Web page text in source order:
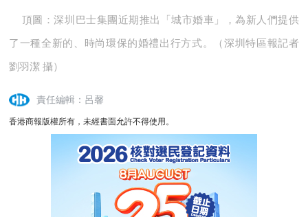
頂圖：深圳巴士集團近期推出「城市婚車」，為新人們提供
了一種全新的、時尚環保的婚禮出行方式。（深圳特區報記者
劉羽潔 攝）
責任編輯：呂馨
香港商報版權所有，未經書面允許不得使用。